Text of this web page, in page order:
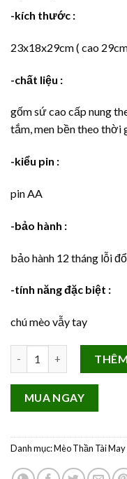
-kích thước :
23x18x29cm ( cao
-chất liệu :
gốm sứ cao cấp nung
tắm, men bền theo thời
-kiểu pin :
pin AA
-bảo hành :
bảo hành 12 tháng lỗi
-tính năng đặc biệt :
chú mèo vẫy tay
Mèo Thần Tài Chiêu
MUA NGAY
Danh mục:Mèo Thần Tài May